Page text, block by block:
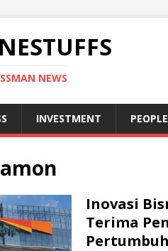
NEWS
INVESTMENT PEOPLE
Inovasi
Terima